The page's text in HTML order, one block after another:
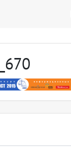
записям